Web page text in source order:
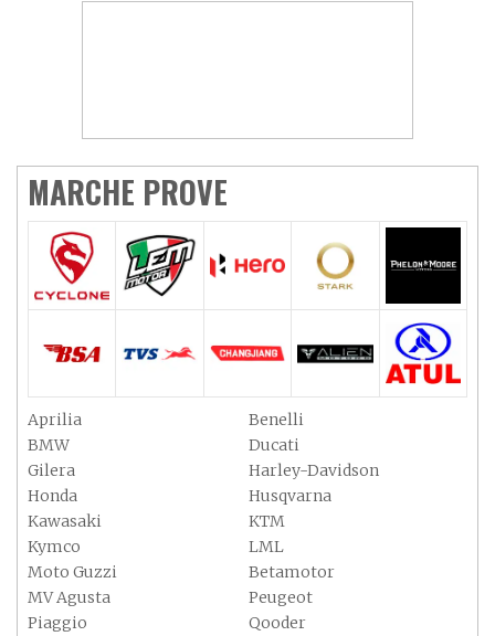
MARCHE PROVE
Aprilia
Benelli
BMW
Ducati
Gilera
Harley-Davidson
Honda
Husqvarna
Kawasaki
KTM
Kymco
LML
Moto Guzzi
Betamotor
MV Agusta
Peugeot
Piaggio
Qooder